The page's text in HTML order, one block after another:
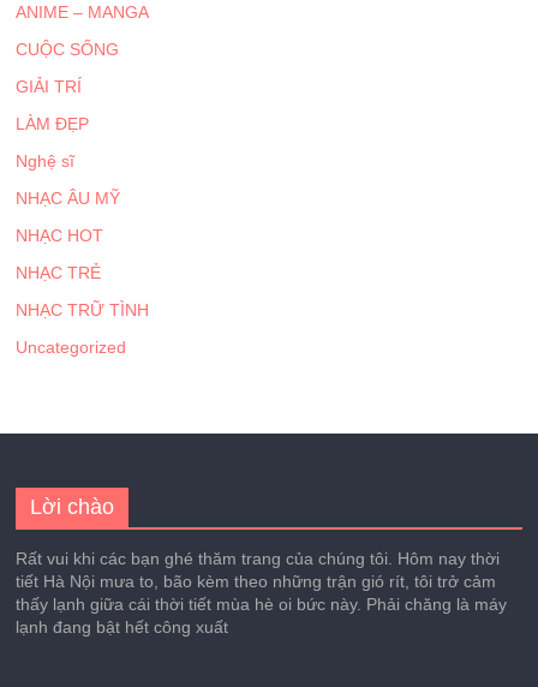
ANIME – MANGA
CUỘC SỐNG
GIẢI TRÍ
LÀM ĐẸP
Nghệ sĩ
NHẠC ÂU MỸ
NHẠC HOT
NHẠC TRẺ
NHẠC TRỮ TÌNH
Uncategorized
Lời chào
Rất vui khi các bạn ghé thăm trang của chúng tôi. Hôm nay thời
tiết Hà Nội mưa to, bão kèm theo những trận gió rít, tôi trở cảm
thấy lạnh giữa cái thời tiết mùa hè oi bức này. Phải chăng là máy
lạnh đang bật hết công xuất